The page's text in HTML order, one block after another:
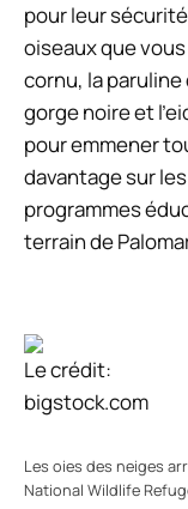
pour leur
oiseaux que
cornu, la
gorge noire et
pour emmener
davantage sur
programmes
terrain de
Le crédit:
bigstock.com
Les oies des neiges
National Wildlife